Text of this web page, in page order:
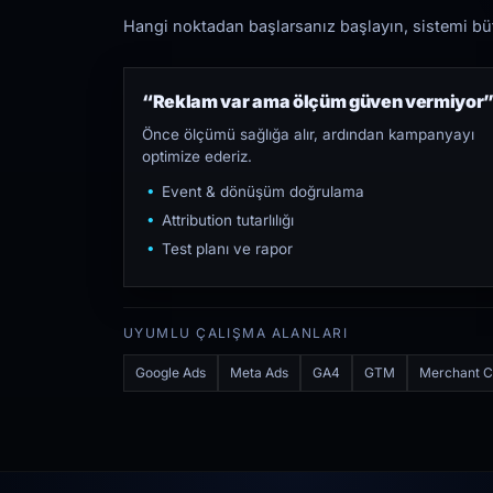
Hangi noktadan başlarsanız başlayın, sistemi
“Reklam var ama ölçüm güven
Önce ölçümü sağlığa alır, ardından kampanyayı
optimize ederiz.
Event & dönüşüm doğrulama
Attribution tutarlılığı
Test planı ve rapor
UYUMLU ÇALIŞMA ALANLARI
Google Ads Meta Ads GA4 GTM Merchant